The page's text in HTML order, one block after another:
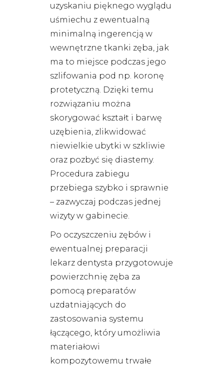
uzyskaniu pięknego wyglądu
uśmiechu z ewentualną
minimalną ingerencją w
wewnętrzne tkanki zęba, jak
ma to miejsce podczas jego
szlifowania pod np. koronę
protetyczną. Dzięki temu
rozwiązaniu można
skorygować kształt i barwę
uzębienia, zlikwidować
niewielkie ubytki w szkliwie
oraz pozbyć się diastemy.
Procedura zabiegu
przebiega szybko i sprawnie
– zazwyczaj podczas jednej
wizyty w gabinecie.
Po oczyszczeniu zębów i
ewentualnej preparacji
lekarz dentysta przygotowuje
powierzchnię zęba za
pomocą preparatów
uzdatniających do
zastosowania systemu
łączącego, który umożliwia
materiałowi
kompozytowemu trwałe